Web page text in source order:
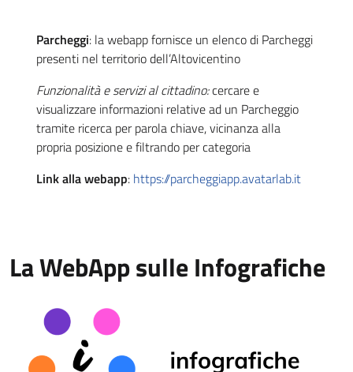
Parcheggi: la webapp fornisce un elenco di Parcheggi
presenti nel territorio dell’Altovicentino
Funzionalità e servizi al cittadino:cercare e
visualizzare informazioni relative ad un Parcheggio
tramite ricerca per parola chiave, vicinanza alla
propria posizione e filtrando per categoria
Link alla webapp: https://parcheggiapp.avatarlab.it
La WebApp sulle Infografiche